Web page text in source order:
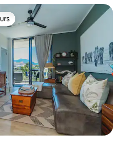
les plus appréciés